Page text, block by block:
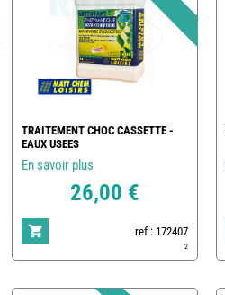
TRAITEMENT CHOC CASSETTE -
EAUX USEES
En savoir plus
26,00 €
ref : 172407
2